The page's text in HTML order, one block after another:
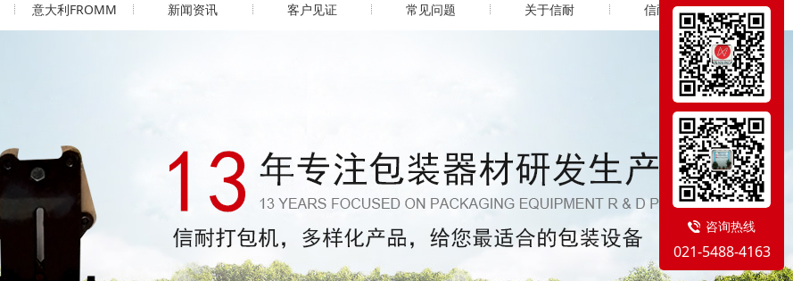
意大利FROMM 新闻资讯 客户见证 常见问题 关于信耐 信耐实力
咨询热线
021-5488-4163